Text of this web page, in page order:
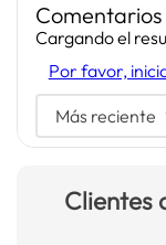
Comentarios
Cargando el
Por favor,
Más reciente
Clientes